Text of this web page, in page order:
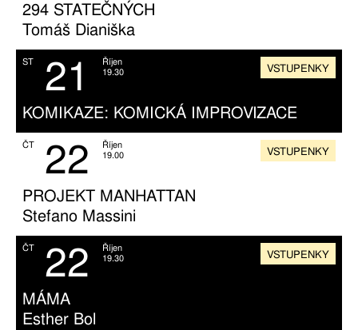
294 STATEČNÝCH
Tomáš Dianiška
ST 21
Říjen
19.30
KOMIKAZE: KOMICKÁ IMPROVIZACE
VSTUPENKY
ČT 22
Říjen
19.00
PROJEKT MANHATTAN
Stefano Massini
VSTUPENKY
ČT 22
Říjen
19.30
MÁMA
Esther Bol
VSTUPENKY